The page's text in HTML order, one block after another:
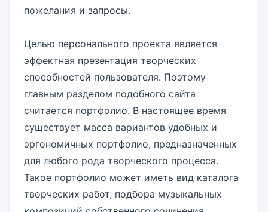
пожелания и запросы.
Целью персонального проекта является
эффектная презентация творческих
способностей пользователя. Поэтому
главным разделом подобного сайта
считается портфолио. В настоящее время
существует масса вариантов удобных и
эргономичных портфолио, предназначенных
для любого рода творческого процесса.
Такое портфолио может иметь вид каталога
творческих работ, подбора музыкальных